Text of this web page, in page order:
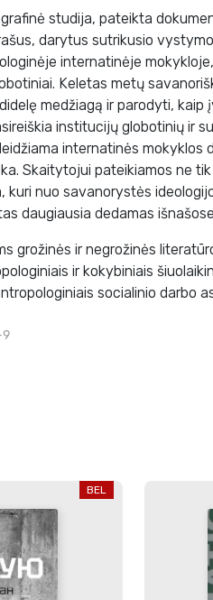
studija, pateikta
darytus sutrikusio
internatinėje
Keletas metų
medžiagą ir parodyti, kaip
institucijų globotinių ir
internatinės mokyklos
Skaitytojui pateikiamos ne
kuri nuo savanorystės
daugiausia dedamas
grožinės ir negrožinės
ir kokybiniais
socialinio darbo
BEL